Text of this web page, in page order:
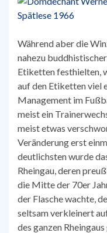
Während aber die
nahezu
Etiketten festhielten,
auf den Etiketten viel
Management im
meist ein
meist etwas
Veränderung erst
deutlichsten wurde
Rheingau, deren
die Mitte der 70er
der Flasche wachte,
seltsam verkleinert
des ganzen